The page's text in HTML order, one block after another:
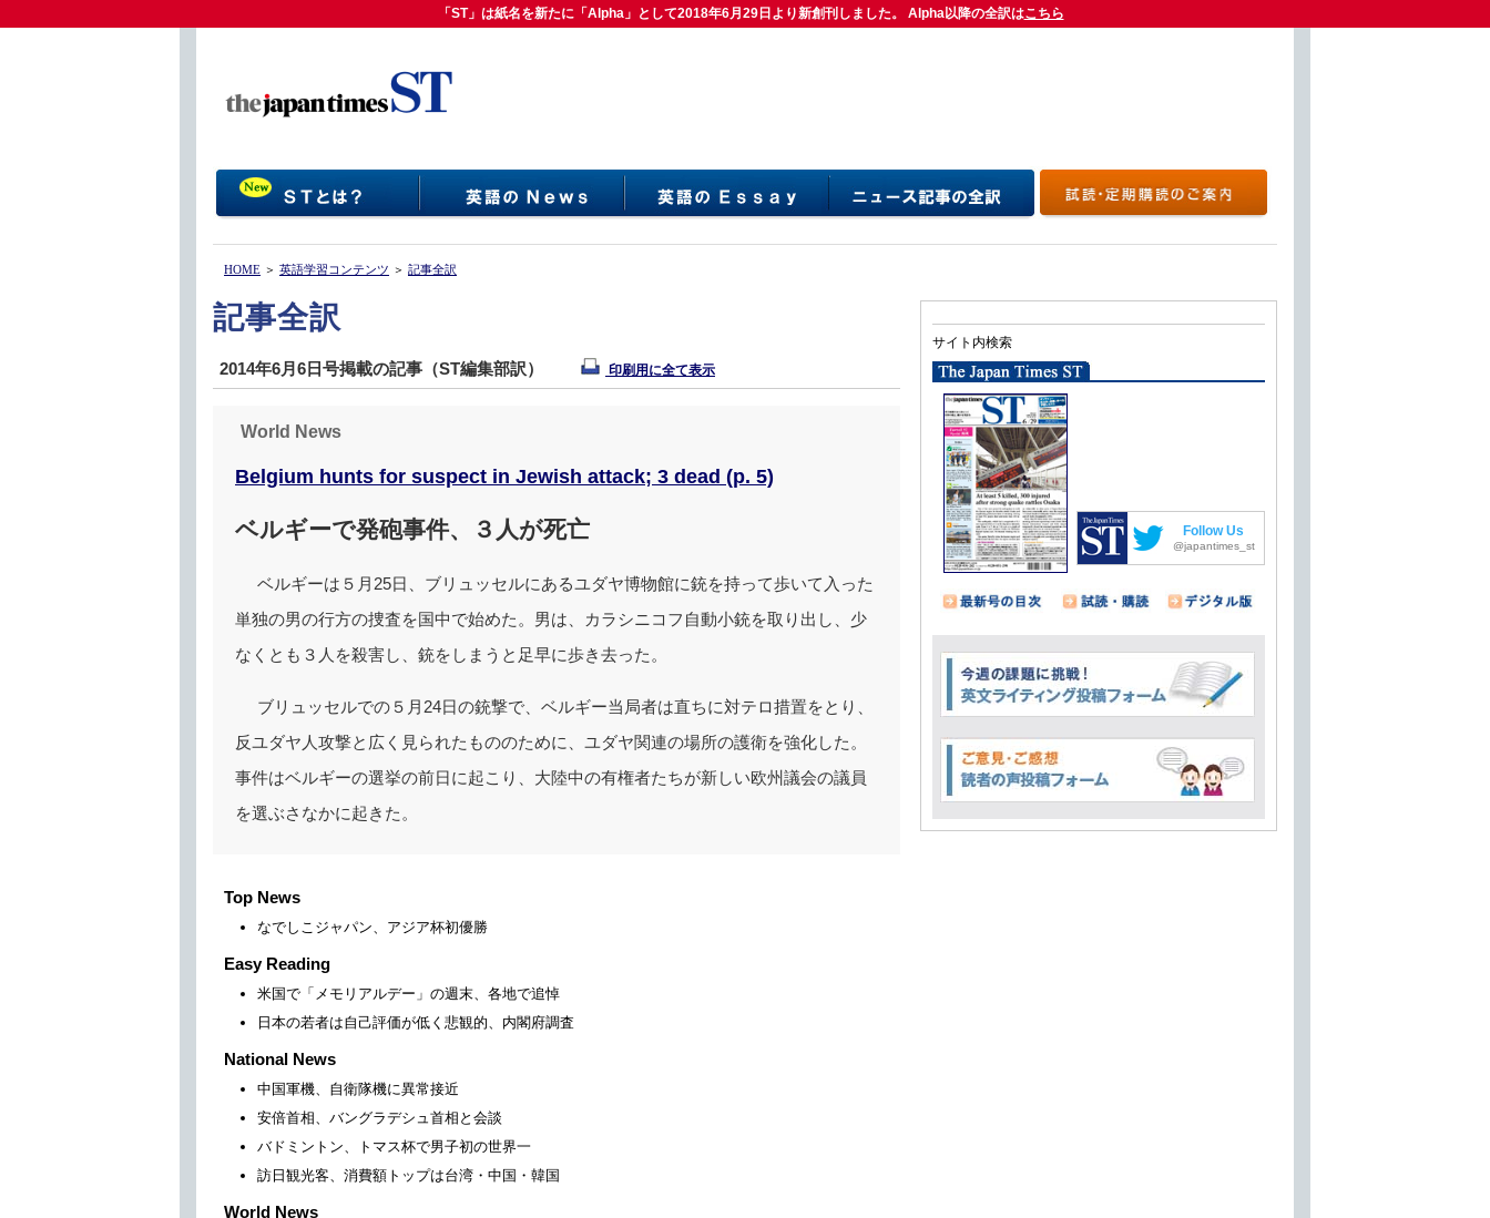
「ST」は紙名を新たに「Alpha」として2018年6月29日より新創刊しました。 Alpha以降の全訳はこちら
「ST」は紙名を新たに「Alpha」として2018年6月29日より新創刊しました。 Alpha以降の全訳はこちら
HOME ＞ 英語学習コンテンツ ＞ 記事全訳
記事全訳
2014年6月6日号掲載の記事（ST編集部訳） 印刷用に全て表示
World News
Belgium hunts for suspect in Jewish attack; 3 dead (p. 5)
ベルギーで発砲事件、３人が死亡
ベルギーは５月25日、ブリュッセルにあるユダヤ博物館に銃を持って歩いて入った
単独の男の行方の捜査を国中で始めた。男は、カラシニコフ自動小銃を取り出し、少
なくとも３人を殺害し、銃をしまうと足早に歩き去った。
ブリュッセルでの５月24日の銃撃で、ベルギー当局者は直ちに対テロ措置をとり、
反ユダヤ人攻撃と広く見られたもののために、ユダヤ関連の場所の護衛を強化した。
事件はベルギーの選挙の前日に起こり、大陸中の有権者たちが新しい欧州議会の議員
を選ぶさなかに起きた。
Top News
なでしこジャパン、アジア杯初優勝
Easy Reading
米国で「メモリアルデー」の週末、各地で追悼
日本の若者は自己評価が低く悲観的、内閣府調査
National News
中国軍機、自衛隊機に異常接近
安倍首相、バングラデシュ首相と会談
バドミントン、トマス杯で男子初の世界一
訪日観光客、消費額トップは台湾・中国・韓国
World News
サイト内検索
Follow Us
@japantimes_st